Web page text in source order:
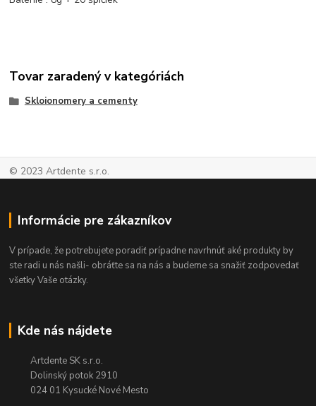
Tovar zaradený v kategóriách
Skloionomery a cementy
© 2023 Artdente s.r.o.
Informácie pre zákazníkov
V prípade, že potrebujete poradiť prípadne navrhnúť aké produkty by
ste radi u nás našli- obráťte sa na nás a budeme sa snažiť zodpovedať
všetky Vaše otázky.
Kde nás nájdete
Artdente SK s.r.o.
Dolinský potok 2910
024 01 Kysucké Nové Mesto